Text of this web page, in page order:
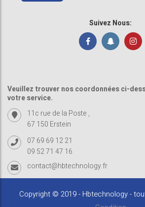
Suivez Nous:
Veuillez trouver nos coordonnées ci-
votre service.
11c rue de la Poste ,
67 150 Erstein
07 69 69 12 21
09 52 71 47 16
contact@hbtechnology.fr
Copyright © 2019 - Hbtechnology -